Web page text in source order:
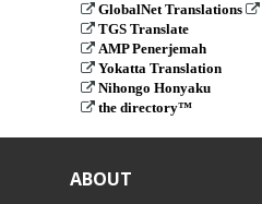
GlobalNet Translations
TGS Translate
AMP Penerjemah
Yokatta Translation
Nihongo Honyaku
the directory™
ABOUT